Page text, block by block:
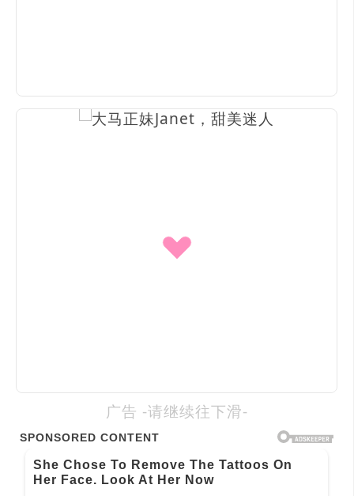
广告 -请继续往下滑-